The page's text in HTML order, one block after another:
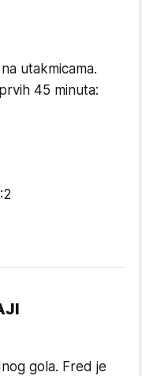
utakmicama.
45 minuta:
gola. Fred je